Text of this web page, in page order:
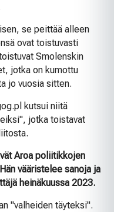
se peittää alleen
ovat toistuvasti
Smolenskin
jotka on kumottu
jo vuosia sitten.
kutsui niitä
jotka toistavat
Aroa poliitikkojen
vääristelee sanoja ja
heinäkuussa 2023.
"valheiden täyteksi".